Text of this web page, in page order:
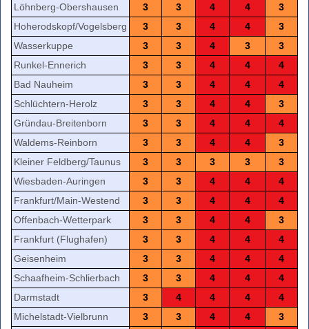
Löhnberg-Obershausen
3 3 4 4
3
Hoherodskopf/Vogelsberg
3 3 4 4
3
Wasserkuppe
3 3 4 3
3
Runkel-Ennerich
3 3 4 4
4
Bad Nauheim
3 3 4 4
4
Schlüchtern-Herolz
3 3 4 4
3
Gründau-Breitenborn
3 3 4 4
4
Waldems-Reinborn
3 3 4 4
3
Kleiner Feldberg/Taunus
3 3 3 3
3
Wiesbaden-Auringen
3 3 4 4
4
Frankfurt/Main-Westend
3 3 4 4
4
Offenbach-Wetterpark
3 3 4 4
3
Frankfurt (Flughafen)
3 3 4 4
4
Geisenheim
3 3 4 4
4
Schaafheim-Schlierbach
3 3 4 4
4
Darmstadt
3 4 4 4
4
Michelstadt-Vielbrunn
3 3 4 4
3